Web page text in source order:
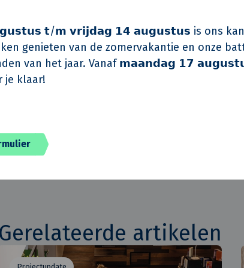
𝘁/𝗺 𝘃𝗿𝗶𝗷𝗱𝗮𝗴 𝟭𝟰 𝗮𝘂𝗴𝘂𝘀𝘁𝘂𝘀 is ons
genieten van de zomervakantie en onze
van het jaar. Vanaf 𝗺𝗮𝗮𝗻𝗱𝗮𝗴 𝟭𝟳
je klaar!
woningbouw. Daarnaast is Zuukerenk
ligt direct ten zuidoosten van het dorp Epe en
Gerelateerde artikelen